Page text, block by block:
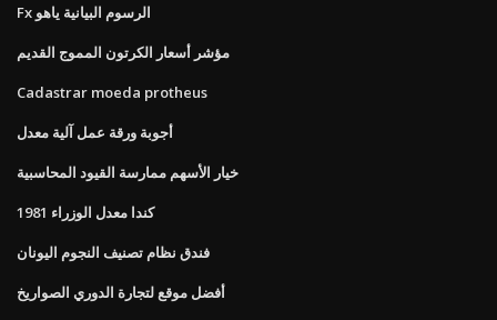
Fx الرسوم البيانية ياهو
مؤشر أسعار الكرتون المموج القديم
Cadastrar moeda protheus
أجوبة ورقة عمل آلية معدل
خيار الأسهم ممارسة القيود المحاسبية
كندا معدل الوزراء 1981
فندق نظام تصنيف النجوم اليونان
أفضل موقع لتجارة الدوري الصواريخ